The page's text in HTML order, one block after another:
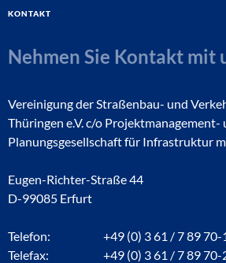
Kontakt
Nehmen Sie Kontakt mit
Vereinigung der Straßenbau- und
Thüringen e.V. c/o Projektmanagement-
Planungsgesellschaft für Infrastruktur
Eugen-Richter-Straße 44
D-99085 Erfurt
Telefon:
+49 (0) 3 61 / 7 89 70-
Telefax:
+49 (0) 3 61 / 7 89 70-